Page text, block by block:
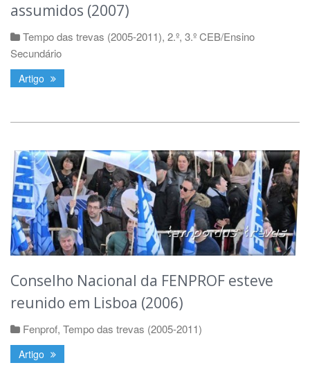
assumidos (2007)
Tempo das trevas (2005-2011), 2.º, 3.º CEB/Ensino
Secundário
Artigo
Conselho Nacional da FENPROF esteve
reunido em Lisboa (2006)
Fenprof, Tempo das trevas (2005-2011)
Artigo